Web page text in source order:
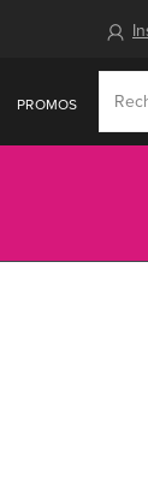
PROMOS